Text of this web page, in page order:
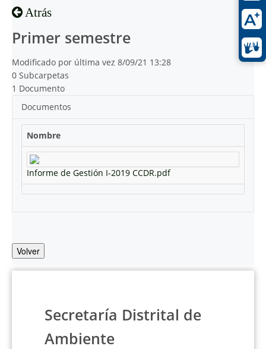
Atrás
Primer semestre
Modificado por última vez 8/09/21 13:28
0 Subcarpetas
1 Documento
Documentos
Nombre
Informe de Gestión I-2019 CCDR.pdf
Volver
Secretaría Distrital de
Ambiente